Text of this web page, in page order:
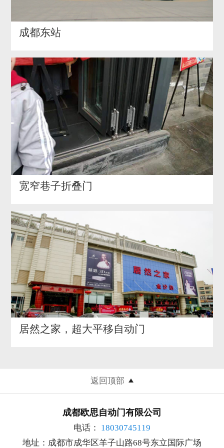
成都东站
宽窄巷子折叠门
居然之家，超大平移自动门
返回顶部
成都欧思自动门有限公司
电话： 18030745119
地址：成都市成华区羊子山路68号东立国际广场